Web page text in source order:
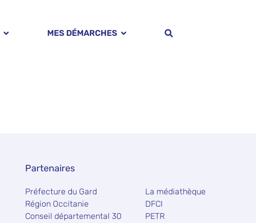
MES DÉMARCHES
Partenaires
Préfecture du Gard
Région Occitanie
Conseil départemental 30
La médiathèque
DFCI
PETR